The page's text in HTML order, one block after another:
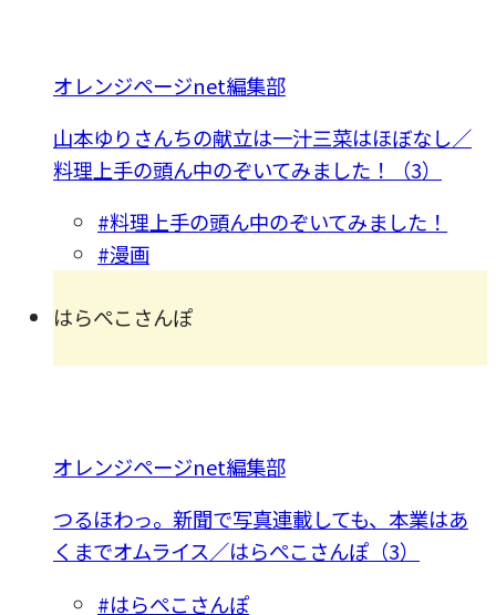
オレンジページnet編集部
山本ゆりさんちの献立は一汁三菜はほぼなし／
料理上手の頭ん中のぞいてみました！（3）
#料理上手の頭ん中のぞいてみました！
#漫画
はらぺこさんぽ
オレンジページnet編集部
つるほわっ。新聞で写真連載しても、本業はあ
くまでオムライス／はらぺこさんぽ（3）
#はらぺこさんぽ